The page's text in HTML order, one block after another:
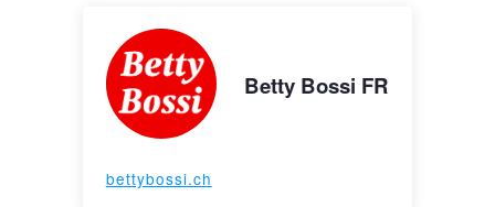
Betty Bossi FR
bettybossi.ch